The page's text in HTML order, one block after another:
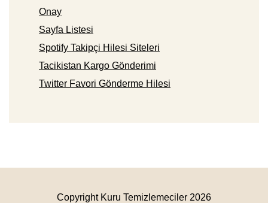
Onay
Sayfa Listesi
Spotify Takipçi Hilesi Siteleri
Tacikistan Kargo Gönderimi
Twitter Favori Gönderme Hilesi
Copyright Kuru Temizlemeciler 2026